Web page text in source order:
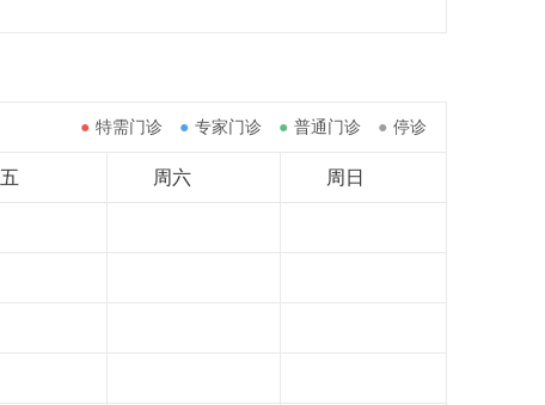
● 特需门诊 ● 专家门诊 ● 普通门诊 ● 停诊
周六 周日